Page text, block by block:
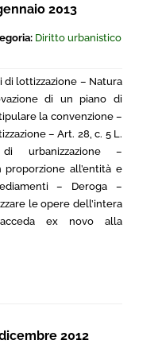
2013
Diritto urbanistico
di lottizzazione – Natura
di un piano di
la convenzione –
– Art. 28, c. 5 L.
urbanizzazione –
all’entità e
– Deroga –
le opere dell’intera
ex novo alla
dicembre 2012